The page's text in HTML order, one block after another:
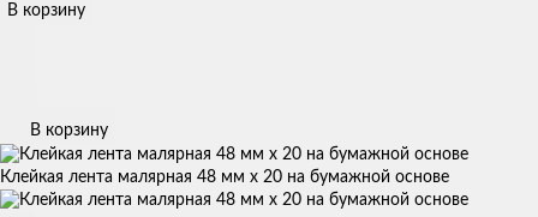
В корзину
В корзину
Клейкая лента малярная 48 мм х 20 на бумажной основе